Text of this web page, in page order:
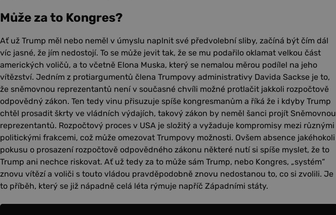
Může za to Kongres?
Ať už Trump měl nebo neměl v úmyslu naplnit své předvolební sliby, začíná být čím dál
víc jasné, že jím nedostojí. To se může jevit tak, že se mu podařilo oklamat velkou část
amerických voličů, a to včetně Elona Muska, který se nemalou měrou podílel na jeho
vítězství. Jedním z protiargumentů člena Trumpovy administrativy Davida Sackse je to,
že sněmovnou reprezentantů není v současné chvíli možné protlačit jakkoli rozpočtově
odpovědný zákon. Ten tedy vinu přisuzuje spíše kongresmanům a říká že i kdyby Trump
chtěl prosadit škrty ve vládních výdajích, takový zákon by neměl šanci projít Sněmovnou
reprezentantů. Rozpočtový proces v USA je složitý a vyžaduje kompromisy mezi různými
politickými frakcemi, což může omezovat Trumpovy možnosti. Ovšem absence jakéhokoli
pokusu o prosazení rozpočtově odpovědného zákonu některé nutí si spíše myslet, že to
Trump ani nechce riskovat. Ať už tedy za to může sám Trump, nebo Kongres, „systém“
znovu vítězí a voliči s touto vládou pravděpodobně znovu nedostanou to, co si zvolili. Je
to příběh, který se již nápadně celá léta rýmuje napříč Západními státy.